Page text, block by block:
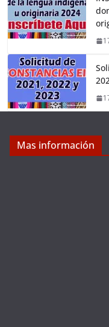
Mas información